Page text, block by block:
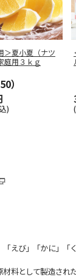
＞夏小夏（ナツ
庭用３ｋｇ
）
)
えび」「かに」「
料として製造され